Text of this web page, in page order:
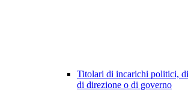
Titolari di incarichi politici,
di direzione o di governo